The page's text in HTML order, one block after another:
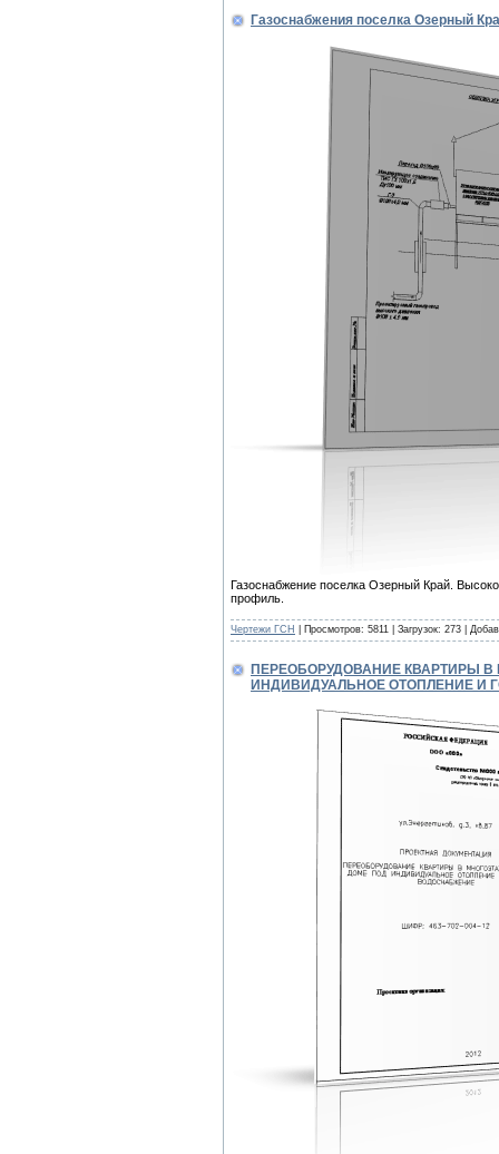
Газоснабжения поселка Озерный
Газоснабжение поселка Озерный Край.
профиль.
Чертежи ГСН | Просмотров: 5811 | Загрузок: 273 |
ПЕРЕОБОРУДОВАНИЕ КВАРТИРЫ
ИНДИВИДУАЛЬНОЕ ОТОПЛЕНИЕ И